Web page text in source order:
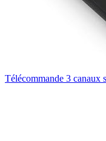
Télécommande 3 canaux